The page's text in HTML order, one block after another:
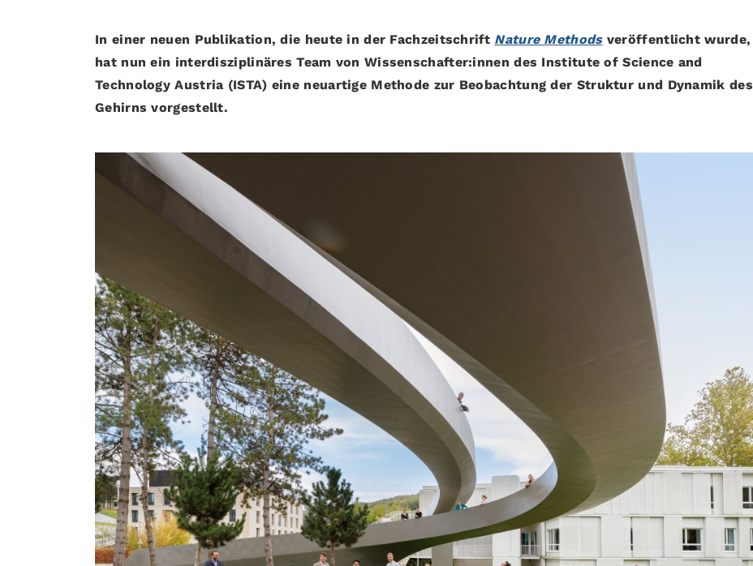
In einer neuen Publikation, die heute in der Fachzeitschrift Nature Methodsveröffentlicht wurde,
hat nun ein interdisziplinäres Team von Wissenschafter:innen des Institute of Science and
Technology Austria (ISTA) eine neuartige Methode zur Beobachtung der Struktur und Dynamik des
Gehirns vorgestellt.